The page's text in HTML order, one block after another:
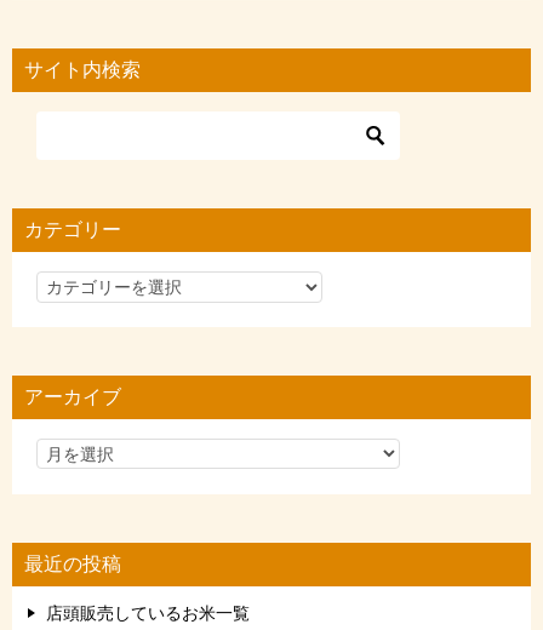
サイト内検索
カテゴリー
カ
リ
アーカイブ
最近の投稿
店頭販売しているお米一覧